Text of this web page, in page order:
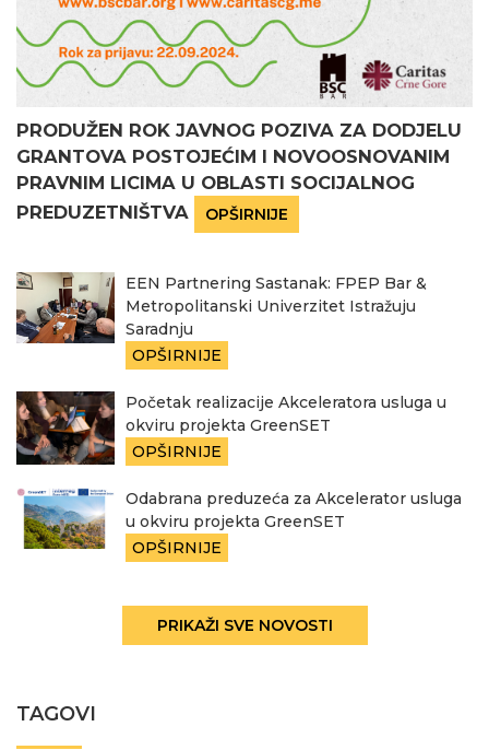
PRODUŽEN ROK JAVNOG POZIVA ZA DODJELU
GRANTOVA POSTOJEĆIM I NOVOOSNOVANIM
PRAVNIM LICIMA U OBLASTI SOCIJALNOG
PREDUZETNIŠTVA
OPŠIRNIJE
EEN Partnering Sastanak: FPEP Bar &
Metropolitanski Univerzitet Istražuju
Saradnju
OPŠIRNIJE
Početak realizacije Akceleratora usluga u
okviru projekta GreenSET
OPŠIRNIJE
Odabrana preduzeća za Akcelerator usluga
u okviru projekta GreenSET
OPŠIRNIJE
PRIKAŽI SVE NOVOSTI
TAGOVI